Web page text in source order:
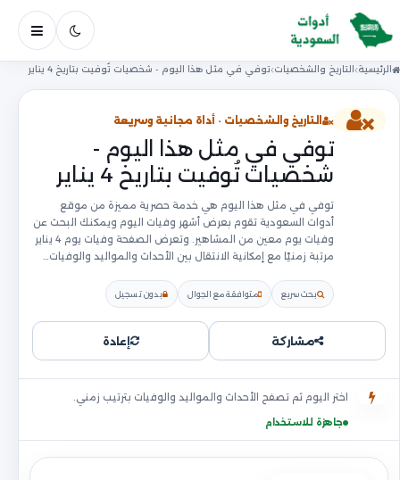
فتح
الرئيسية التاريخ والشخصيات توفي في مثل هذا اليوم - شخصيات تُوفيت بتاريخ 4 يناير
التاريخ والشخصيات · أداة مجانية وسريعة
توفي في مثل هذا اليوم -
شخصيات تُوفيت بتاريخ 4 يناير
توفي في مثل هذا اليوم هي خدمة حصرية مميزة من موقع
أدوات السعودية تقوم بعرض أشهر وفيات اليوم ويمكنك البحث عن
وفيات يوم معين من المشاهير. وتعرض الصفحة وفيات يوم 4 يناير
مرتبة زمنيًا مع إمكانية الانتقال بين الأحداث والمواليد والوفيات…
بحث سريع متوافقة مع الجوال بدون تسجيل
مشاركة إعادة
اختر اليوم ثم تصفح الأحداث والمواليد والوفيات بترتيب زمني.
جاهزة للاستخدام